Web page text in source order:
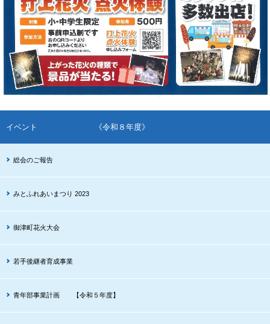
イベント 《令和８年度》
総会のご報告
みとふれあいまつり 2023
御津町花火大会
若手後継者育成事業
青年部事業計画 【令和５年度】